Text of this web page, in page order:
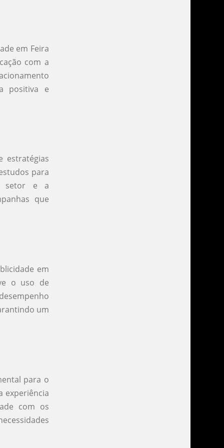
em Feira
com a
positiva e
estratégias
para
setor e a
que
em
o uso de
um
para o
experiência
com os